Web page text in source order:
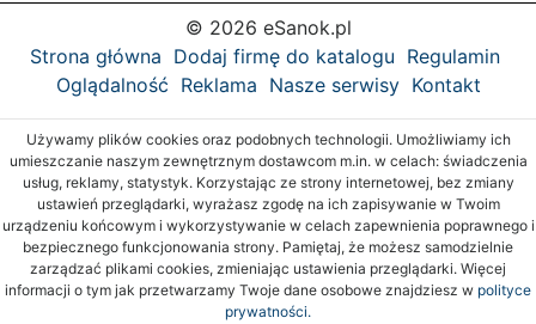
© 2026 eSanok.pl
Strona główna Dodaj firmę do katalogu Regulamin
Oglądalność Reklama Nasze serwisy Kontakt
Używamy plików cookies oraz podobnych technologii. Umożliwiamy ich
umieszczanie naszym zewnętrznym dostawcom m.in. w celach: świadczenia
usług, reklamy, statystyk. Korzystając ze strony internetowej, bez zmiany
ustawień przeglądarki, wyrażasz zgodę na ich zapisywanie w Twoim
urządzeniu końcowym i wykorzystywanie w celach zapewnienia poprawnego i
bezpiecznego funkcjonowania strony. Pamiętaj, że możesz samodzielnie
zarządzać plikami cookies, zmieniając ustawienia przeglądarki. Więcej
informacji o tym jak przetwarzamy Twoje dane osobowe znajdziesz w polityce
prywatności.